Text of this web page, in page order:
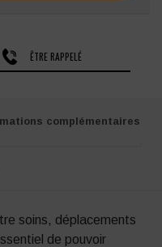
ÊTRE RAPPELÉ
complémentaires
soins, déplacements
de pouvoir